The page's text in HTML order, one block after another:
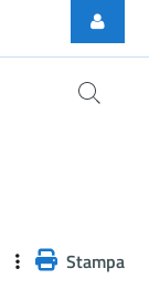
Stampa